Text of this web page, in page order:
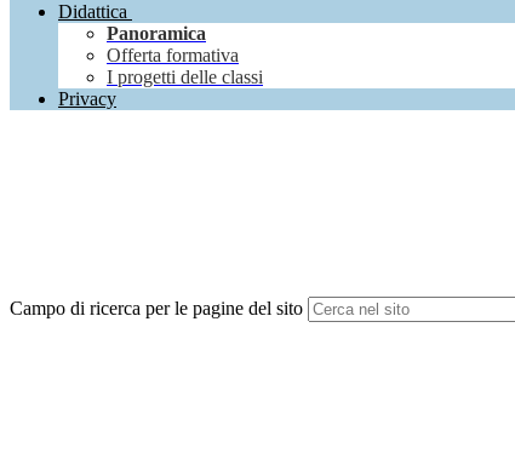
Didattica
Panoramica
Offerta formativa
I progetti delle classi
Privacy
Campo di ricerca per le pagine del sito